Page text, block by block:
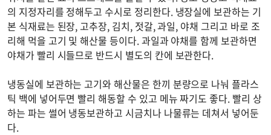
의 지정자리를 정해두고 수시로 정리한다. 냉장실에 보관하는 기
본 식재료는 된장, 고추장, 김치, 젓갈, 과일, 야채 그리고 바로 조
리해 먹을 고기 및 해산물 등이다. 과일과 야채를 함께 보관하면
야채가 빨리 시들므로 반드시 별도의 칸에 보관한다.
냉동실에 보관하는 고기와 해산물은 한끼 분량으로 나눠 플라스
틱 백에 넣어두면 빨리 해동할 수 있고 메뉴 짜기도 좋다. 빨리 상
하는 파는 썰어 냉동보관하고 시금치나 나물류는 데쳐서 넣어둔
다.